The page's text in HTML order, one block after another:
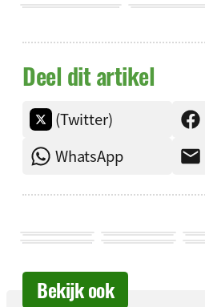
Deel dit artikel
(Twitter)
WhatsApp
Bekijk ook